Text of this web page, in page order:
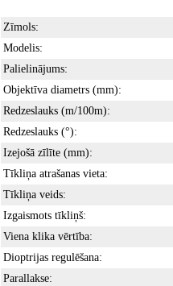
Zīmols:
Modelis:
Palielinājums:
Objektīva diametrs (mm):
Redzeslauks (m/100m):
Redzeslauks (°):
Izejošā zīlīte (mm):
Tīkliņa atrašanas vieta:
Tīkliņa veids:
Izgaismots tīkliņš:
Viena klika vērtība:
Dioptrijas regulēšana:
Parallakse: